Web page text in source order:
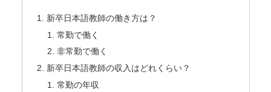
新卒日本語教師の働き方は？
常勤で働く
非常勤で働く
新卒日本語教師の収入はどれくらい？
常勤の年収